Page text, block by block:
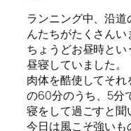
ランニング中、沿
んたちがたくさんい
ちょうどお昼時と
昼寝していました。
肉体を酷使してそ
の60分のうち、5分
寝をして過ごすと聞
今日は風こそ強い